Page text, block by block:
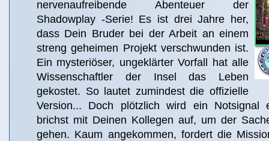
nervenaufreibende Abenteuer der
Shadowplay -Serie! Es ist drei Jahre her,
dass Dein Bruder bei der Arbeit an einem
streng geheimen Projekt verschwunden ist.
Ein mysteriöser, ungeklärter Vorfall hat alle
Wissenschaftler der Insel das Leben
gekostet. So lautet zumindest die offizielle
Version... Doch plötzlich wird ein Notsignal
brichst mit Deinen Kollegen auf, um der
gehen. Kaum angekommen, fordert die